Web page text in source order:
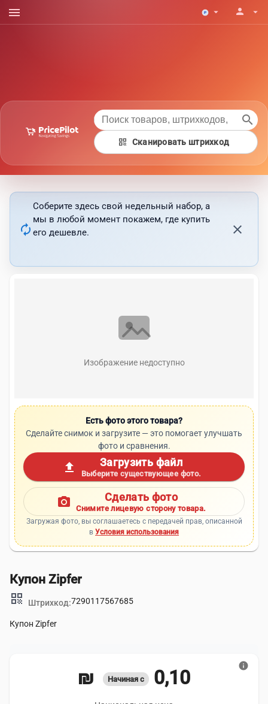
menu arrow_drop_down person arrow_drop_down
search
qr_code Сканировать штрихкод
autorenew
Соберите здесь свой недельный набор, а
мы в любой момент покажем, где купить
его дешевле.
close
Изображение недоступно
Есть фото этого товара?
Сделайте снимок и загрузите — это помогает улучшать
фото и сравнения.
upload Загрузить файл
Выберите существующее фото.
photo_camera Сделать фото
Снимите лицевую сторону товара.
Загружая фото, вы соглашаетесь с передачей прав, описанной
в Условия использования
Купон Zipfer
qr_code
Штрихкод:7290117567685
Купон Zipfer
Начиная с 0,10 ₪
info